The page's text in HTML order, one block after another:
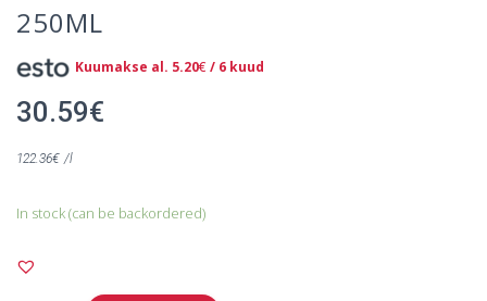
250ML
Kuumakse al. 5.20€ / 6 kuud
30.59€
122.36€ /l
In stock (can be backordered)